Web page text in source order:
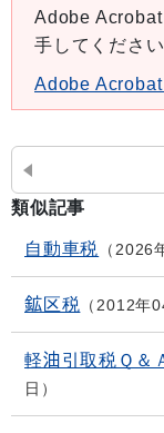
Adobe
手してください
Adobe
類似記事
自動車税 2026
鉱区税 2012年
軽油引取税Ｑ＆
日